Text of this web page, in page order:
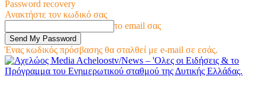
Password recovery
Ανακτήστε τον κωδικό σας
το email σας
Ένας κωδικός πρόσβασης θα σταλθεί με e-mail σε εσάς.
Acheloostv/News – 'Ολες οι Ειδήσεις & το
Πρόγραμμα του Ενημερωτικού σταθμού της Δυτικής Ελλάδας.